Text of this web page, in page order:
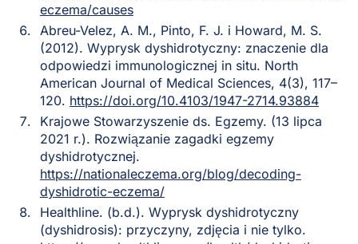
eczema/causes
Abreu-Velez, A. M., Pinto, F. J. i Howard, M. S.
(2012). Wyprysk dyshidrotyczny: znaczenie dla
odpowiedzi immunologicznej in situ. North
American Journal of Medical Sciences, 4(3), 117–
120. https://doi.org/10.4103/1947-2714.93884
Krajowe Stowarzyszenie ds. Egzemy. (13 lipca
2021 r.). Rozwiązanie zagadki egzemy
dyshidrotycznej.
https://nationaleczema.org/blog/decoding-
dyshidrotic-eczema/
Healthline. (b.d.). Wyprysk dyshidrotyczny
(dyshidrosis): przyczyny, zdjęcia i nie tylko.